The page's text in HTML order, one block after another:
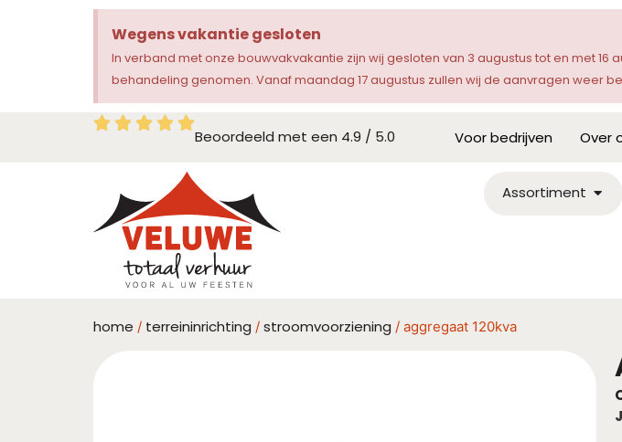
Wegens vakantie gesloten
In verband met onze bouwvakvakantie zijn wij gesloten van 3 augustus tot en met
behandeling genomen. Vanaf maandag 17 augustus zullen wij de aanvragen weer
Beoordeeld met een 4.9 / 5.0 Voor bedrijven Over
Assortiment
home / terreininrichting / stroomvoorziening / aggregaat 120kva